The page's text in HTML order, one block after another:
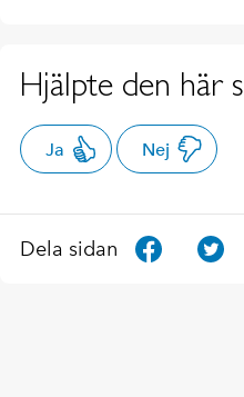
Hjälpte den här
Ja Nej
Dela sidan